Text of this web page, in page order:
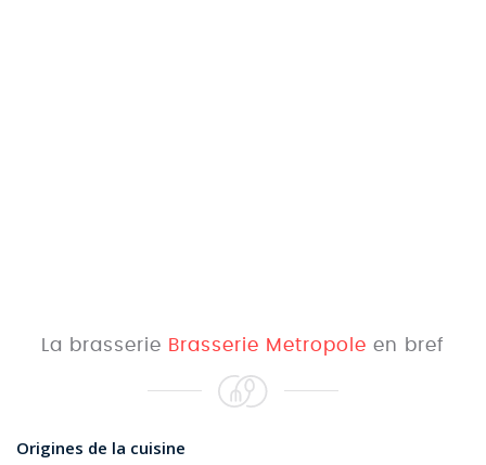
La brasserie Brasserie Metropole en bref
Origines de la cuisine